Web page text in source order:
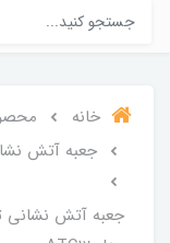
خانه
جعبه آتش
جعبه آتش نشانی